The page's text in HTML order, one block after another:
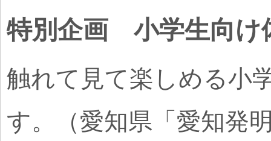
特別企画 小学生向け
触れて見て楽しめる小
す。（愛知県「愛知発